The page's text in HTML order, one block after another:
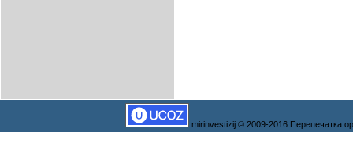
mirinvestizij © 2009-2016 Перепечатка